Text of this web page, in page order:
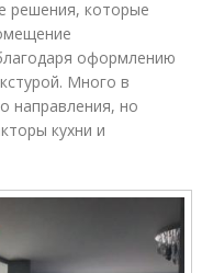
решения, которые
оформлению
Много в
направления, но
кухни и